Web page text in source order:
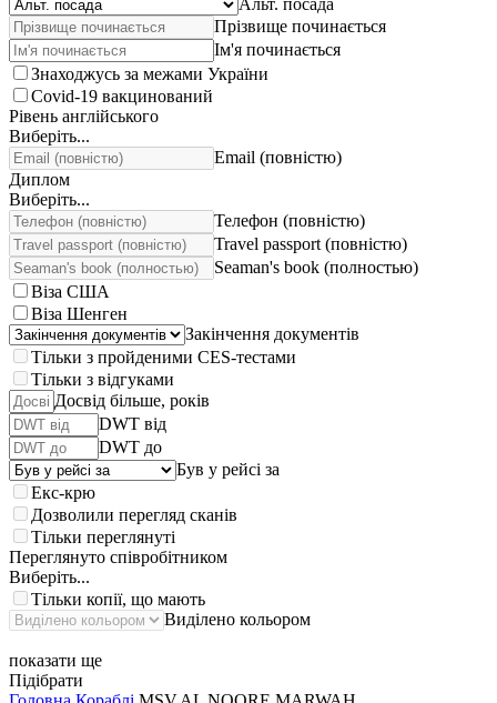
Альт. посада
Прізвище починається
Ім'я починається
Знаходжусь за межами України
Covid-19 вакцинований
Рівень англійського
Виберіть...
Email (повністю)
Диплом
Виберіть...
Телефон (повністю)
Travel passport (повністю)
Seaman's book (полностью)
Віза США
Віза Шенген
Закінчення документів
Тільки з пройденими CES-тестами
Тільки з відгуками
Досвід більше, років
DWT від
DWT до
Був у рейсі за
Екс-крю
Дозволили перегляд сканів
Тільки переглянуті
Переглянуто співробітником
Виберіть...
Тільки копії, що мають
Виділено кольором
показати ще
Підібрати